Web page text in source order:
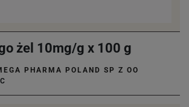
żel 10mg/g x 100 g
PHARMA POLAND SP Z OO